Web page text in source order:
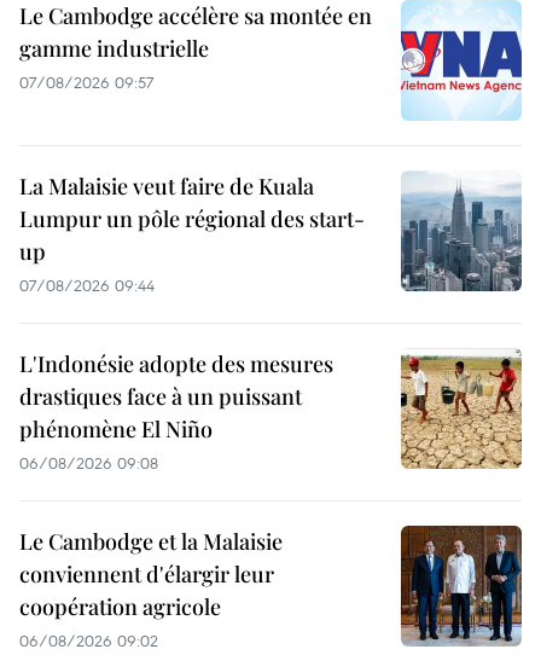
Le Cambodge accélère sa montée en
gamme industrielle
07/08/2026 09:57
La Malaisie veut faire de Kuala
Lumpur un pôle régional des start-
up
07/08/2026 09:44
L'Indonésie adopte des mesures
drastiques face à un puissant
phénomène El Niño
06/08/2026 09:08
Le Cambodge et la Malaisie
conviennent d'élargir leur
coopération agricole
06/08/2026 09:02